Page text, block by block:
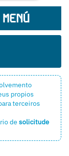
MENÚ
propios
terceiros
de solicitude